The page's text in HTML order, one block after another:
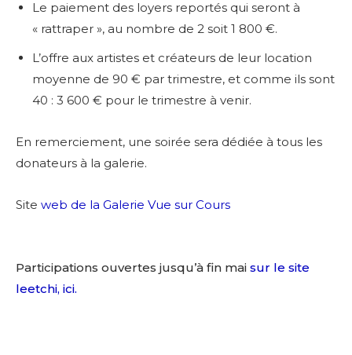
Le paiement des loyers reportés qui seront à
« rattraper », au nombre de 2 soit 1 800 €.
L’offre aux artistes et créateurs de leur location
moyenne de 90 € par trimestre, et comme ils sont
40 : 3 600 € pour le trimestre à venir.
En remerciement, une soirée sera dédiée à tous les
donateurs à la galerie.
Site web de la Galerie Vue sur Cours
Participations ouvertes jusqu’à fin mai sur le site
leetchi, ici.